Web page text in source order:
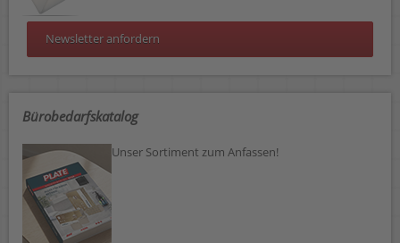
Newsletter anfordern
Bürobedarfskatalog
Unser Sortiment zum Anfassen!